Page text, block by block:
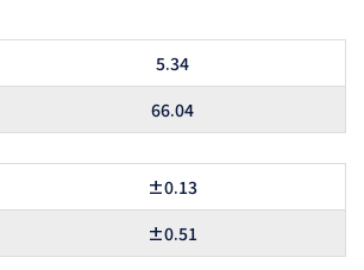
5.34
66.04
±0.13
±0.51